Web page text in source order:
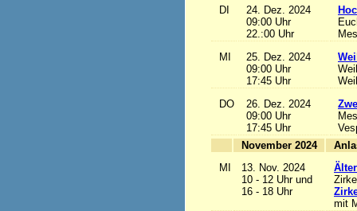
DI
24. Dez. 2024
09:00 Uhr
22.:00 Uhr
MI
25. Dez. 2024
09:00 Uhr
17:45 Uhr
DO
26. Dez. 2024
09:00 Uhr
17:45 Uhr
November 2024
MI
13. Nov. 2024
10 - 12 Uhr und
16 - 18 Uhr
mit